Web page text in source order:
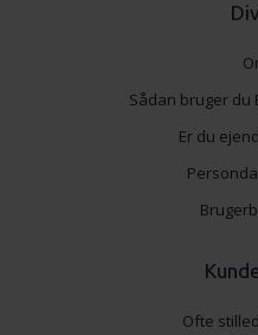
Sådan bruger du
Er du
Ofte